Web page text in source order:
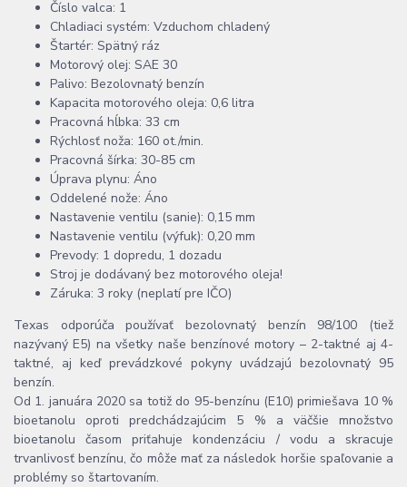
Číslo valca: 1
Chladiaci systém: Vzduchom chladený
Štartér: Spätný ráz
Motorový olej: SAE 30
Palivo: Bezolovnatý benzín
Kapacita motorového oleja: 0,6 litra
Pracovná hĺbka: 33 cm
Rýchlosť noža: 160 ot./min.
Pracovná šírka: 30-85 cm
Úprava plynu: Áno
Oddelené nože: Áno
Nastavenie ventilu (sanie): 0,15 mm
Nastavenie ventilu (výfuk): 0,20 mm
Prevody: 1 dopredu, 1 dozadu
Stroj je dodávaný bez motorového oleja!
Záruka: 3 roky (neplatí pre IČO)
Texas odporúča používať bezolovnatý benzín 98/100 (tiež
nazývaný E5) na všetky naše benzínové motory – 2-taktné aj 4-
taktné, aj keď prevádzkové pokyny uvádzajú bezolovnatý 95
benzín.
Od 1. januára 2020 sa totiž do 95-benzínu (E10) primiešava 10 %
bioetanolu oproti predchádzajúcim 5 % a väčšie množstvo
bioetanolu časom priťahuje kondenzáciu / vodu a skracuje
trvanlivosť benzínu, čo môže mať za následok horšie spaľovanie a
problémy so štartovaním.